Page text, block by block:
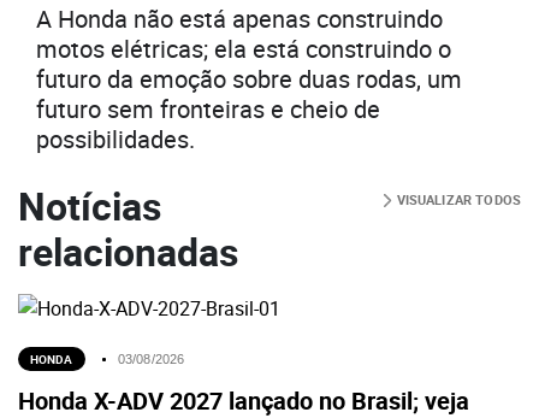
A Honda não está apenas construindo
motos elétricas; ela está construindo o
futuro da emoção sobre duas rodas, um
futuro sem fronteiras e cheio de
possibilidades.
Notícias
relacionadas
VISUALIZAR TODOS
HONDA 03/08/2026
Honda X-ADV 2027 lançado no Brasil; veja